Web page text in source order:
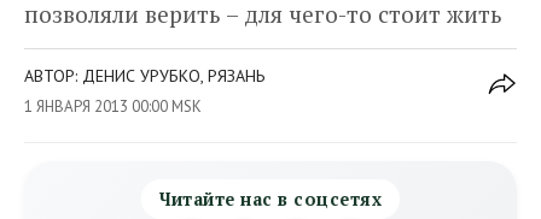
позволяли верить – для чего-то стоит жить
АВТОР: ДЕНИС УРУБКО, РЯЗАНЬ
1 ЯНВАРЯ 2013 00:00 MSK
Читайте нас в соцсетях